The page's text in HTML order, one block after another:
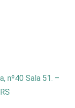
nº40 Sala 51. –